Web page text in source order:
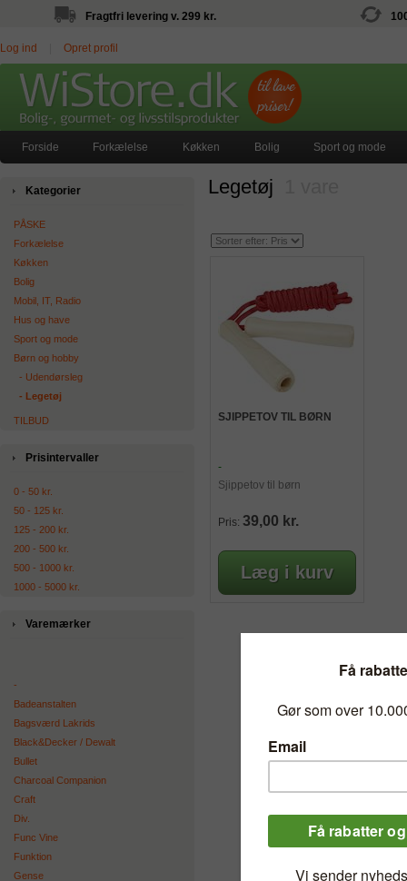
Fragtfri levering v. 299 kr.
Log ind Opret profil
Forside Forkælelse Køkken Bolig Sport og mode
Kategorier
PÅSKE
Forkælelse
Køkken
Bolig
Mobil, IT, Radio
Hus og have
Sport og mode
Børn og hobby
‐ Udendørsleg
‐ Legetøj
TILBUD
Prisintervaller
0 - 50 kr.
50 - 125 kr.
125 - 200 kr.
200 - 500 kr.
500 - 1000 kr.
1000 - 5000 kr.
Varemærker
-
Badeanstalten
Bagsværd Lakrids
Black&Decker / Dewalt
Bullet
Charcoal Companion
Craft
Div.
Func Vine
Funktion
Gense
Legetøj
SJIPPETOV TIL BØRN
-
Sjippetov til børn
Pris: 39,00 kr.